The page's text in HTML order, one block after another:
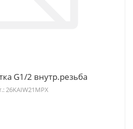
G1/2 внутр.резьба
26KAIW21MPX